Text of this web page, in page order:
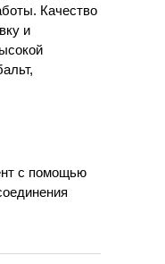
Качество
и
с помощью